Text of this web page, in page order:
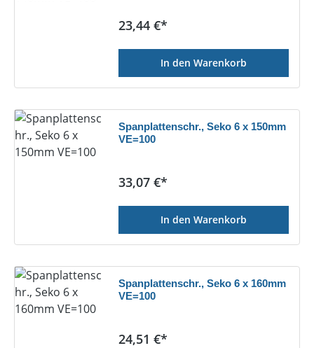
Regulärer Preis:
23,44 €*
In den Warenkorb
Spanplattenschr., Seko 6 x 150mm
VE=100
Regulärer Preis:
33,07 €*
In den Warenkorb
Spanplattenschr., Seko 6 x 160mm
VE=100
Regulärer Preis:
24,51 €*